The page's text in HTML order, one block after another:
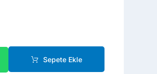
Sepete Ekle